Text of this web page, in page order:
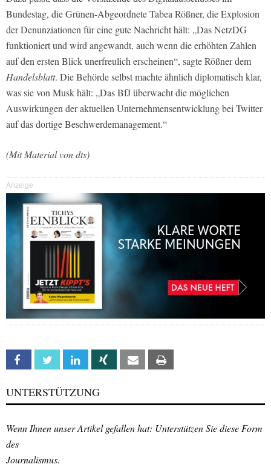
Bundestag, die Grünen-Abgeordnete Tabea Rößner, die Explosion
der Denunziationen für eine gute Nachricht hält: „Das NetzDG
funktioniert und wird angewandt, auch wenn die erhöhten Zahlen
auf den ersten Blick unerfreulich erscheinen“, sagte Rößner dem
Handelsblatt. Die Behörde selbst machte ähnlich diplomatisch klar,
was sie von Musk hält: „Das BfJ überwacht die möglichen
Auswirkungen der aktuellen Unternehmensentwicklung bei Twitter
auf das dortige Beschwerdemanagement.“
(Mit Material von dts)
Anzeige
Facebook Twitter Linkedin Xing Email
UNTERSTÜTZUNG
Wenn Ihnen unser Artikel gefallen hat: Unterstützen Sie diese Form
des
Journalismus.